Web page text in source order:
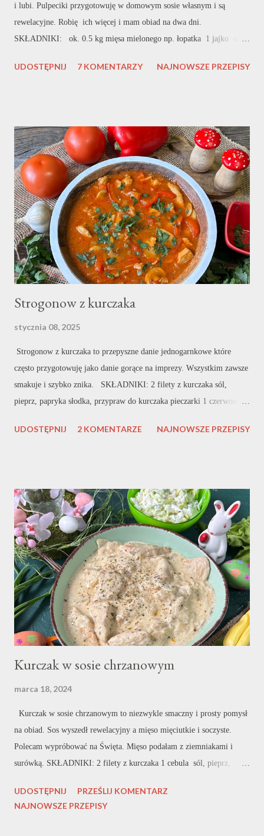
i lubi. Pulpeciki przygotowuję w domowym sosie własnym i są
rewelacyjne. Robię ich więcej i mam obiad na dwa dni.
SKŁADNIKI: ok. 0.5 kg mięsa mielonego np. łopatka 1 jajko ok.
czosnek natka pietruszki mąka do panierowania ok. 3 szklanki wody
mięsa dodaję drobno pokrojoną cebulę oraz czosnek. Dodaję jajko,
bułkę tartą oraz wszystkie przyprawy. Wszystko bardzo dokładnie
mieszam lub wyrabiam ręką. Jeśli jest zbyt kleiste dodaję jeszcze bułki
tartej. Do mojego mięsa dodaje jeszcze odrobinę gorącej wody lub
wywaru. Każdy pulpecik obtaczam w mące. Rozgrzewam olej i na
gorący wrzucam pul...
UDOSTĘPNIJ 7 KOMENTARZY NAJNOWSZE PRZEPISY
Strogonow z kurczaka
stycznia 08, 2025
Strogonow z kurczaka to przepyszne danie jednogarnkowe które
często przygotowuję jako danie gorące na imprezy. Wszystkim zawsze
smakuje i szybko znika. SKŁADNIKI: 2 filety z kurczaka sól,
pieprz, papryka słodka, przypraw do kurczaka pieczarki 1 czerwona
bulionu 1 mały słoiczek przecieru pomidorowego 1 cebula ok. 2
będę przygotowywać danie rozgrzewam olej i podsmażam mięso wraz
z pokrojoną drobno cebulą. Po kilku minutach podsmażania mięso
posypuję mąką, dokładnie mieszam i smażę nadal. Dzięki temu danie
Nam się zagęści. Po kilku minutach dokładam pozostałe składniki.
Paprykę oraz ogórek konserwowy kroję w paseczki pieczarki w
plastry. Całość podsmażam jeszcze kilka minut by warzywa zmiękły i
dok...
UDOSTĘPNIJ 2 KOMENTARZE NAJNOWSZE PRZEPISY
Kurczak w sosie chrzanowym
marca 18, 2024
Kurczak w sosie chrzanowym to niezwykle smaczny i prosty pomysł
na obiad. Sos wyszedł rewelacyjny a mięso mięciutkie i soczyste.
Polecam wypróbować na Święta. Mięso podałam z ziemniakami i
surówką. SKŁADNIKI: 2 filety z kurczaka 1 cebula sól, pieprz,
ml śmietanki 30% 2 czubate łyżki chrzanu WYKONANIE: Filet z
UDOSTĘPNIJ
PRZEŚLIJ KOMENTARZ
NAJNOWSZE PRZEPISY